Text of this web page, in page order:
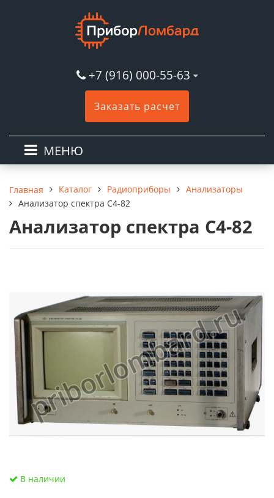
+7 (916) 000-55-63
Заказать расчет
МЕНЮ
Главная Каталог Радиоприборы
Анализаторы
Анализатор спектра С4-82
Анализатор спектра С4-82
В наличии